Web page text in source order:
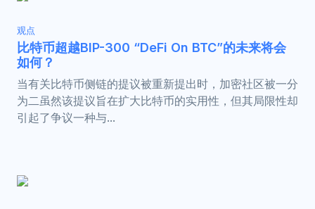
观点
比特币超越BIP-300 “DeFi On BTC”的未来将会
如何？
当有关比特币侧链的提议被重新提出时，加密社区被一分
为二虽然该提议旨在扩大比特币的实用性，但其局限性却
引起了争议一种与...